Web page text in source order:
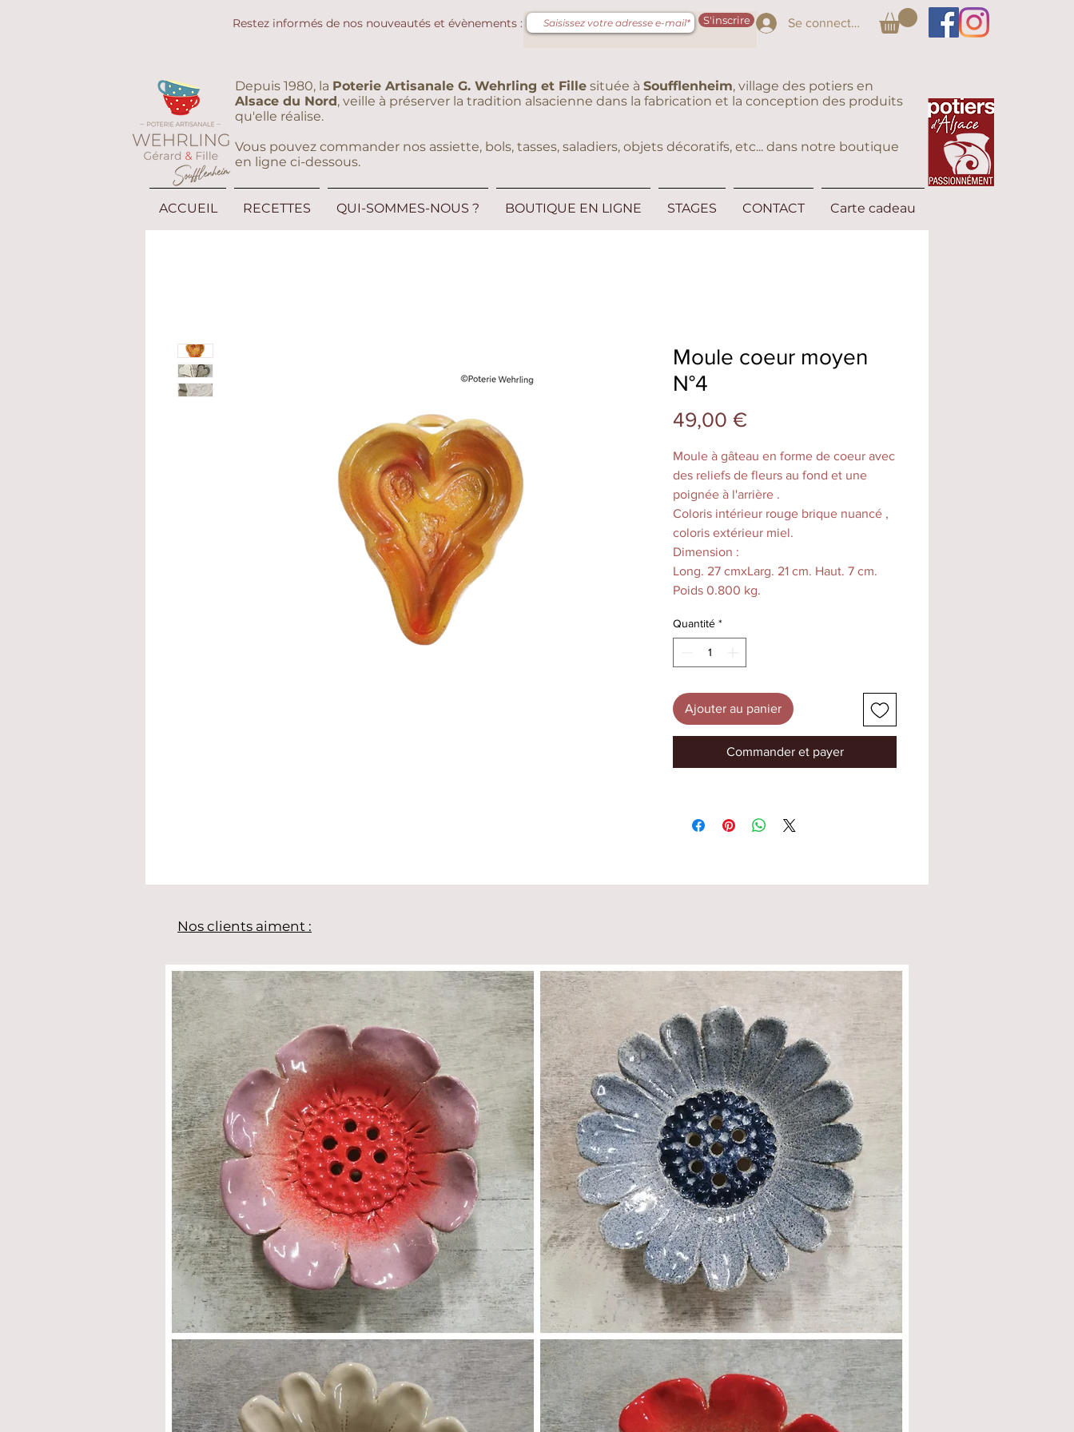
Restez informés de nos nouveautés et évènements : S'inscrire Se connecter
Depuis 1980, la Poterie Artisanale G. Wehrling et Fille située à Soufflenheim, village des potiers en
Alsace du Nord, veille à préserver la tradition alsacienne dans la fabrication et la conception des produits
qu'elle réalise.
Vous pouvez commander nos assiette, bols, tasses, saladiers, objets décoratifs, etc... dans notre boutique
en ligne ci-dessous.
ACCUEIL RECETTES QUI-SOMMES-NOUS ? BOUTIQUE EN LIGNE STAGES CONTACT Carte cadeau
Moule coeur moyen
N°4
49,00 €Prix
Moule à gâteau en forme de coeur avec
des reliefs de fleurs au fond et une
poignée à l'arrière .
Coloris intérieur rouge brique nuancé ,
coloris extérieur miel.
Dimension :
Long. 27 cmxLarg. 21 cm. Haut. 7 cm.
Poids 0.800 kg.
Entièrement fait main dans notre atelier
à Soufflenheim, les couleurs peuvent
varier selon les cuissons, de taille
différentes types de pâtes comme les
brioches, les cakes sucrés ou salés. Plat
ou gaz. Déconseillé à la cuissons feu de
Toujours beurrer le moule au beurre et
gâteaux par la suite.
Quantité *
Ajouter au panier
Commander et payer
Nos clients aiment :